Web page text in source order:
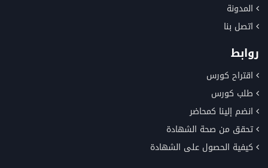
المدونة
اتصل بنا
روابط
اقتراح كورس
طلب كورس
انضم إلينا كمحاضر
تحقق من صحة الشهادة
كيفية الحصول على الشهادة